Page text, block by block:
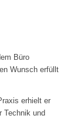
Büro
Wunsch erfüllt
erhielt er
Technik und